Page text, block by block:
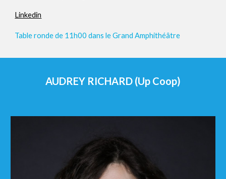
Linkedin
Table ronde de 11h00dans le Grand Amphithéâtre
AUDREY RICHARD (Up Coop)